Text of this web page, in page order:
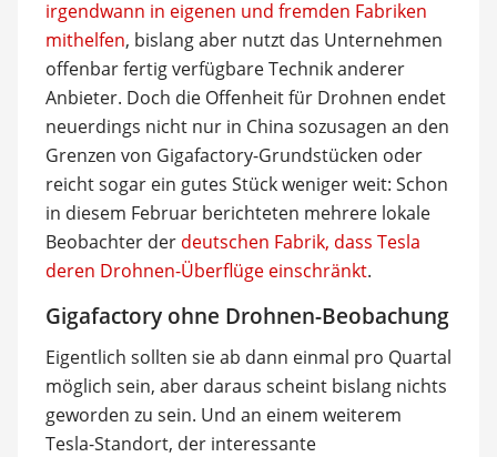
irgendwann in eigenen und fremden Fabriken
mithelfen, bislang aber nutzt das Unternehmen
offenbar fertig verfügbare Technik anderer
Anbieter. Doch die Offenheit für Drohnen endet
neuerdings nicht nur in China sozusagen an den
Grenzen von Gigafactory-Grundstücken oder
reicht sogar ein gutes Stück weniger weit: Schon
in diesem Februar berichteten mehrere lokale
Beobachter der deutschen Fabrik, dass Tesla
deren Drohnen-Überflüge einschränkt.
Gigafactory ohne Drohnen-Beobachung
Eigentlich sollten sie ab dann einmal pro Quartal
möglich sein, aber daraus scheint bislang nichts
geworden zu sein. Und an einem weiterem
Tesla-Standort, der interessante